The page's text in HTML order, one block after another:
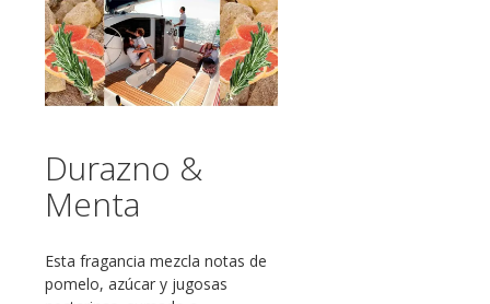
Durazno &
Menta
Esta fragancia mezcla notas de
pomelo, azúcar y jugosas